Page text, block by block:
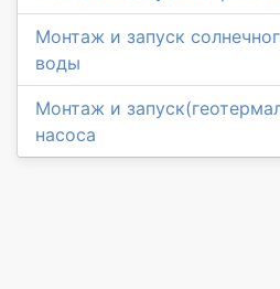
Монтаж и запуск
воды
Монтаж и
насоса